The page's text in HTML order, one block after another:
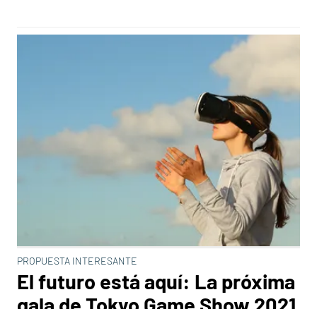
PROPUESTA INTERESANTE
El futuro está aquí: La próxima